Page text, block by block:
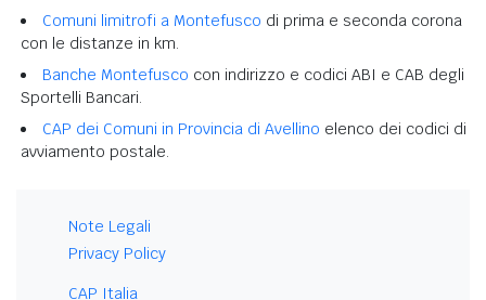
Comuni limitrofi a Montefusco di prima e seconda corona
con le distanze in km.
Banche Montefusco con indirizzo e codici ABI e CAB degli
Sportelli Bancari.
CAP dei Comuni in Provincia di Avellino elenco dei codici di
avviamento postale.
Note Legali
Privacy Policy
CAP Italia